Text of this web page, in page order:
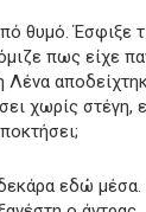
θυμό. Έσφιξε
πως είχε
Λένα
χωρίς στέγη,
εδώ μέσα.